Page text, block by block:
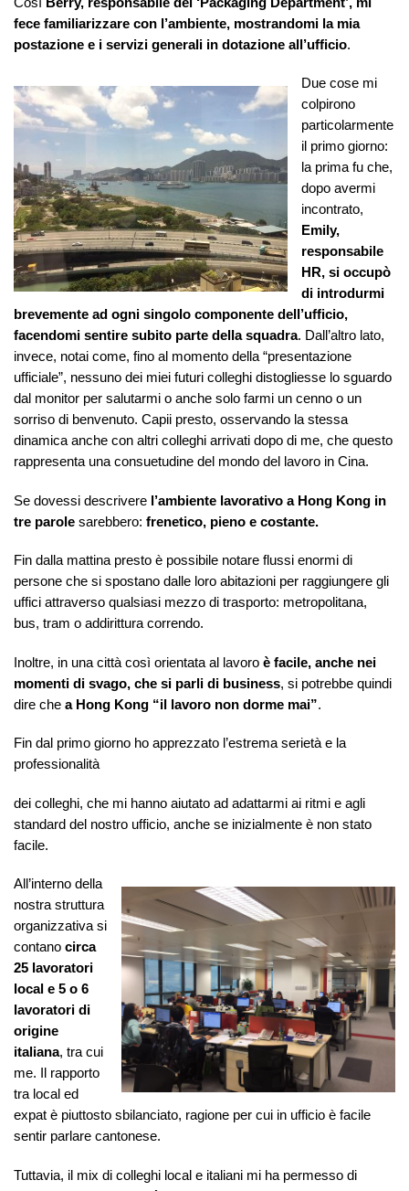
fece familiarizzare con l’ambiente, mostrandomi la mia
postazione e i servizi generali in dotazione all’ufficio.
Due cose mi
colpirono
particolarmente
il primo giorno:
la prima fu che,
dopo avermi
incontrato,
Emily,
responsabile
HR, si occupò
di introdurmi
brevemente ad ogni singolo componente dell’ufficio,
facendomi sentire subito parte della squadra. Dall’altro lato,
invece, notai come, fino al momento della “presentazione
ufficiale”, nessuno dei miei futuri colleghi distogliesse lo sguardo
dal monitor per salutarmi o anche solo farmi un cenno o un
sorriso di benvenuto. Capii presto, osservando la stessa
dinamica anche con altri colleghi arrivati dopo di me, che questo
rappresenta una consuetudine del mondo del lavoro in Cina.
Se dovessi descrivere l’ambiente lavorativo a Hong Kong in
tre parole sarebbero: frenetico, pieno e costante.
Fin dalla mattina presto è possibile notare flussi enormi di
persone che si spostano dalle loro abitazioni per raggiungere gli
uffici attraverso qualsiasi mezzo di trasporto: metropolitana,
bus, tram o addirittura correndo.
Inoltre, in una città così orientata al lavoro è facile, anche nei
momenti di svago, che si parli di business, si potrebbe quindi
dire che a Hong Kong “il lavoro non dorme mai”.
Fin dal primo giorno ho apprezzato l’estrema serietà e la
professionalità
dei colleghi, che mi hanno aiutato ad adattarmi ai ritmi e agli
standard del nostro ufficio, anche se inizialmente è non stato
facile.
All’interno della
nostra struttura
organizzativa si
contano circa
25 lavoratori
local e 5 o 6
lavoratori di
origine
italiana, tra cui
me. Il rapporto
tra local ed
expat è piuttosto sbilanciato, ragione per cui in ufficio è facile
sentir parlare cantonese.
Tuttavia, il mix di colleghi local e italiani mi ha permesso di